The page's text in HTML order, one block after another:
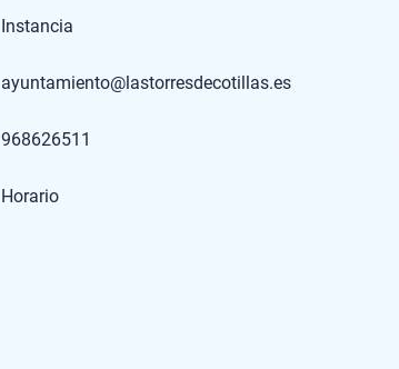
Instancia
ayuntamiento@lastorresdecotillas.es
968626511
Horario